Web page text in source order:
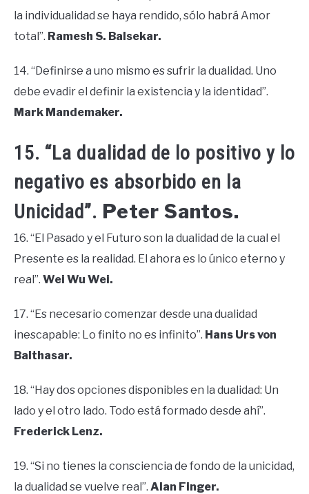
la individualidad se haya rendido, sólo habrá Amor
total”. Ramesh S. Balsekar.
14. “Definirse a uno mismo es sufrir la dualidad. Uno
debe evadir el definir la existencia y la identidad”.
Mark Mandemaker.
15. “La dualidad de lo positivo y lo
negativo es absorbido en la
Unicidad”. Peter Santos.
16. “El Pasado y el Futuro son la dualidad de la cual el
Presente es la realidad. El ahora es lo único eterno y
real”. Wei Wu Wei.
17. “Es necesario comenzar desde una dualidad
inescapable: Lo finito no es infinito”. Hans Urs von
Balthasar.
18. “Hay dos opciones disponibles en la dualidad: Un
lado y el otro lado. Todo está formado desde ahí”.
Frederick Lenz.
19. “Si no tienes la consciencia de fondo de la unicidad,
la dualidad se vuelve real”. Alan Finger.